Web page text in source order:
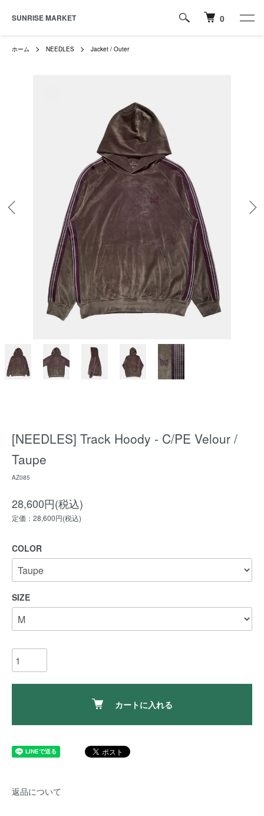
SUNRISE MARKET 0
ホーム NEEDLES Jacket / Outer
[NEEDLES] Track Hoody - C/PE Velour /
Taupe
AZ085
28,600円(税込)
定価：28,600円(税込)
COLOR
SIZE
カートに入れる
返品について